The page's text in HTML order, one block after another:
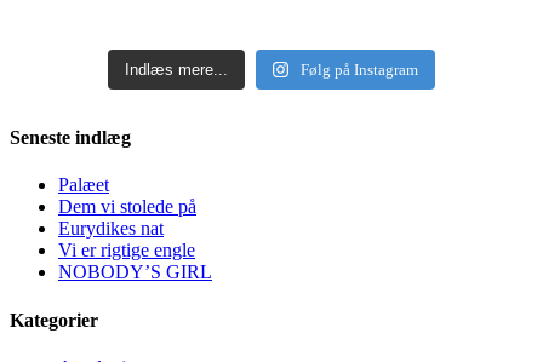
Indlæs mere... Følg på Instagram
Seneste indlæg
Palæet
Dem vi stolede på
Eurydikes nat
Vi er rigtige engle
NOBODY’S GIRL
Kategorier